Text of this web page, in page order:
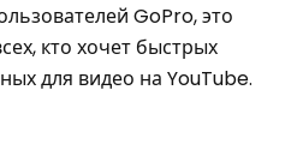
GoPro, это
кто хочет быстрых
для видео на YouTube.